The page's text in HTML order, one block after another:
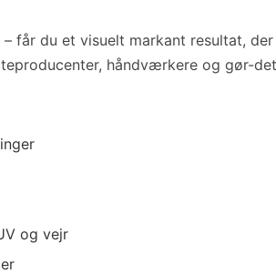
– får du et visuelt markant resultat,
håndværkere og gør-
og vejr